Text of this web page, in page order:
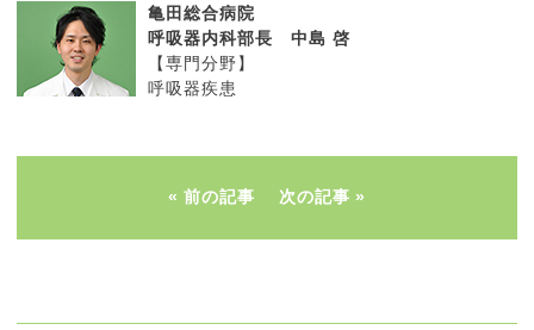
亀田総合病院
呼吸器内科部長 中島 啓
【専門分野】
呼吸器疾患
前の記事 次の記事